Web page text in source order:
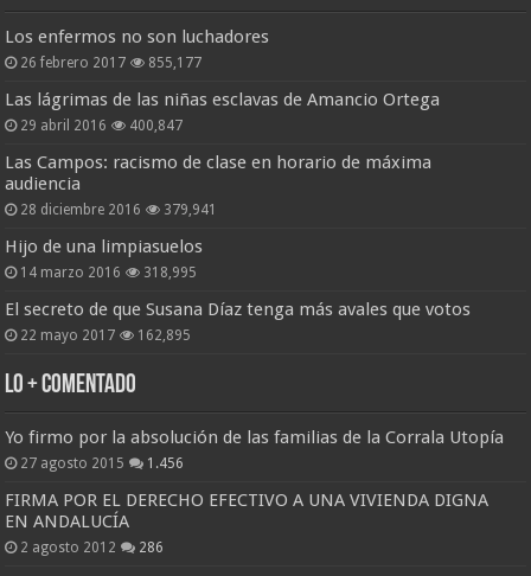
Los enfermos no son luchadores
26 febrero 2017 855,177
Las lágrimas de las niñas esclavas de Amancio Ortega
29 abril 2016 400,847
Las Campos: racismo de clase en horario de máxima
audiencia
28 diciembre 2016 379,941
Hijo de una limpiasuelos
14 marzo 2016 318,995
El secreto de que Susana Díaz tenga más avales que votos
22 mayo 2017 162,895
Lo + Comentado
Yo firmo por la absolución de las familias de la Corrala Utopía
27 agosto 2015 1.456
FIRMA POR EL DERECHO EFECTIVO A UNA VIVIENDA DIGNA
EN ANDALUCÍA
2 agosto 2012 286